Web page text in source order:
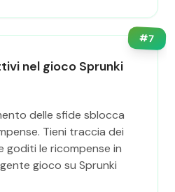
#7
nel gioco Sprunki
delle sfide sblocca
Tieni traccia dei
goditi le ricompense in
gioco su Sprunki